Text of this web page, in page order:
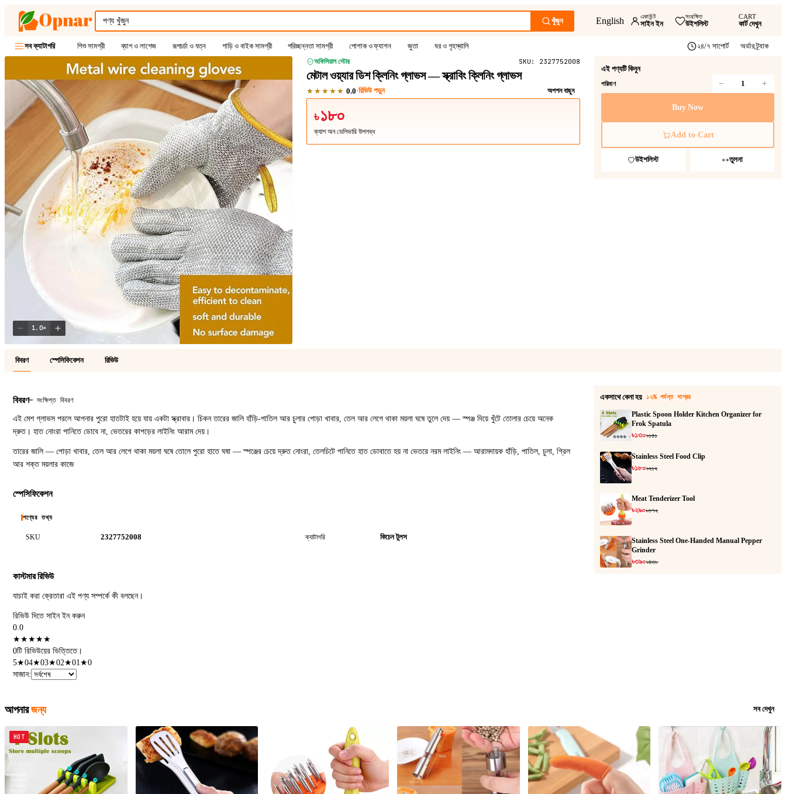
খুঁজুন English একাউন্ট
সাইন ইন
সংরক্ষিত
উইশলিস্ট
CART
কার্ট দেখুন
সব ক্যাটাগরি শিশু সামগ্রী ব্যাগ ও লাগেজ রূপচর্চা ও যত্ন গাড়ি ও বাইক সামগ্রী পরিচ্ছন্নতা সামগ্রী পোশাক ও ফ্যাশন জুতা ঘর ও গৃহস্থালি ২৪/৭ সাপোর্ট অর্ডার ট্র্যাক
1.0× 1 /
অফিসিয়াল স্টোর SKU: 2327752008
মেটাল ওয়্যার ডিশ ক্লিনিং গ্লাভস — স্ক্রাবিং ক্লিনিং গ্লাভস
★★★★★ 0.0·রিভিউ পড়ুন অপশন বাছুন
৳১৮০
ক্যাশ অন ডেলিভারি উপলব্ধ
এই পণ্যটি কিনুন
পরিমাণ − +
Buy Now
Add to Cart
উইশলিস্ট তুলনা
বিবরণ স্পেসিফিকেশন রিভিউ
বিবরণ—সংক্ষিপ্ত বিবরণ
এই মেশ গ্লাভস পরলে আপনার পুরো হাতটাই হয়ে যায় একটা স্ক্রাবার। চিকন তারের জালি হাঁড়ি-পাতিল আর চুলার পোড়া খাবার, তেল আর লেগে থাকা ময়লা ঘষে তুলে দেয় — স্পঞ্জ দিয়ে খুঁটে তোলার চেয়ে অনেক
দ্রুত। হাত নোংরা পানিতে ডোবে না, ভেতরের কাপড়ের লাইনিং আরাম দেয়।
তারের জালি — পোড়া খাবার, তেল আর লেগে থাকা ময়লা ঘষে তোলে পুরো হাতে ঘষা — স্পঞ্জের চেয়ে দ্রুত নোংরা, তেলচিটে পানিতে হাত ডোবাতে হয় না ভেতরে নরম লাইনিং — আরামদায়ক হাঁড়ি, পাতিল, চুলা, গ্রিল
আর শক্ত ময়লার কাজে
স্পেসিফিকেশন
পণ্যের তথ্য
SKU 2327752008 ক্যাটাগরি কিচেন টুলস
কাস্টমার রিভিউ
যাচাই করা ক্রেতারা এই পণ্য সম্পর্কে কী বলছেন।
রিভিউ দিতে সাইন ইন করুন
0.0
★★★★★
0টি রিভিউয়ের ভিত্তিতে।
5★04★03★02★01 ★0
সাজান:
একসাথে কেনা হয় ১২% পর্যন্ত সাশ্রয়
Plastic Spoon Holder Kitchen Organizer for
Frok Spatula
৳১৩০৳১৪১
Stainless Steel Food Clip
৳১৮০৳২১২
Meat Tenderizer Tool
৳২৯০৳৩৭২
Stainless Steel One-Handed Manual Pepper
Grinder
৳৩৯০৳৪৩৮
আপনার জন্য সব দেখুন
HOT